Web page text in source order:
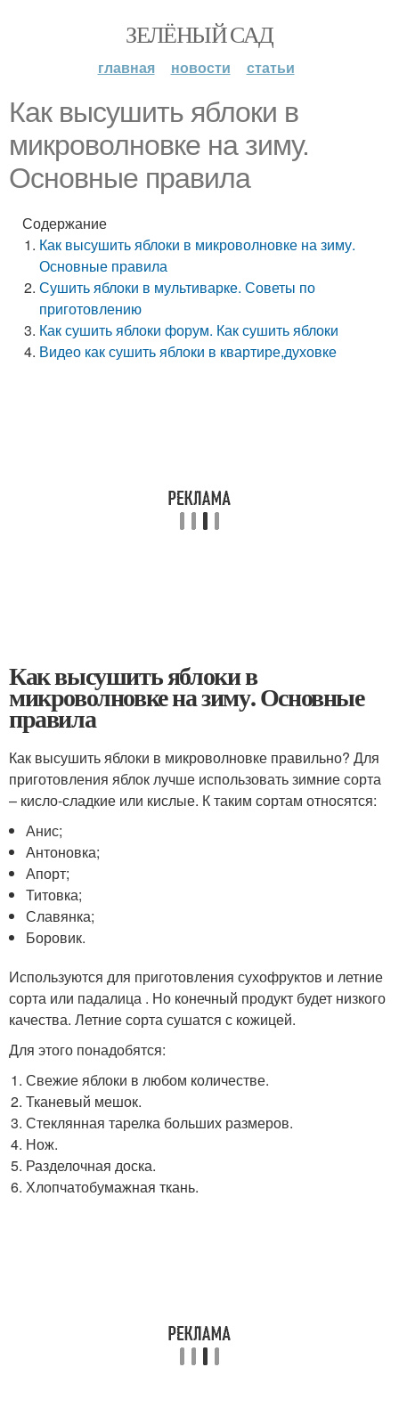
ЗЕЛЁНЫЙ САД
главная новости статьи
Как высушить яблоки в
микроволновке на зиму.
Основные правила
Содержание
Как высушить яблоки в микроволновке на зиму.
Основные правила
Сушить яблоки в мультиварке. Советы по
приготовлению
Как сушить яблоки форум. Как сушить яблоки
Видео как сушить яблоки в квартире,духовке
Как высушить яблоки в
микроволновке на зиму. Основные
правила
Как высушить яблоки в микроволновке правильно? Для
приготовления яблок лучше использовать зимние сорта
– кисло-сладкие или кислые. К таким сортам относятся:
Анис;
Антоновка;
Апорт;
Титовка;
Славянка;
Боровик.
Используются для приготовления сухофруктов и летние
сорта или падалица . Но конечный продукт будет низкого
качества. Летние сорта сушатся с кожицей.
Для этого понадобятся:
Свежие яблоки в любом количестве.
Тканевый мешок.
Стеклянная тарелка больших размеров.
Нож.
Разделочная доска.
Хлопчатобумажная ткань.